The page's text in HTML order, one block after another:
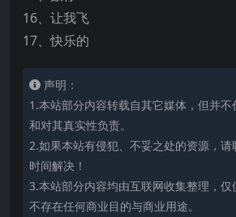
16、让我飞
17、快乐的
声明：
1.本站部分内容转载自其它媒体，但并
和对其真实性负责。
2.如果本站有侵犯、不妥之处的资源，
时间解决！
3.本站部分内容均由互联网收集整理，仅
不存在任何商业目的与商业用途。